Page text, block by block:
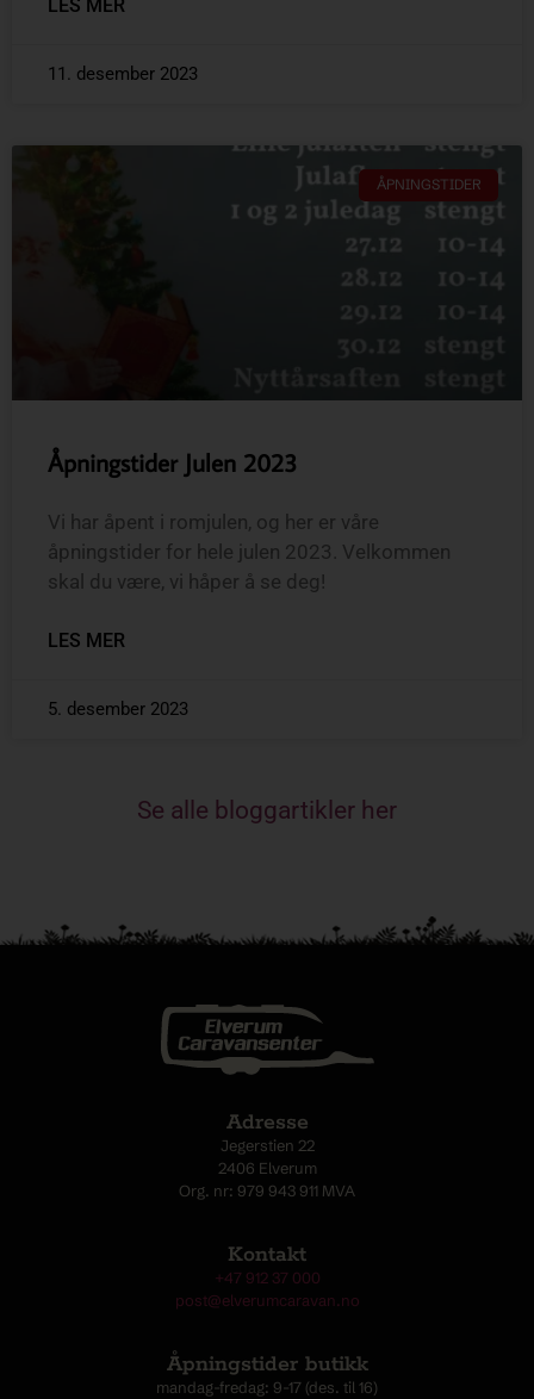
LES MER
11. desember 2023
ÅPNINGSTIDER
Åpningstider Julen 2023
Vi har åpent i romjulen, og her er våre
åpningstider for hele julen 2023. Velkommen
skal du være, vi håper å se deg!
LES MER
5. desember 2023
Se alle bloggartikler her
Adresse
Jegerstien 22
2406 Elverum
Org. nr: 979 943 911 MVA
Kontakt
+47 912 37 000
post@elverumcaravan.no
Åpningstider butikk
mandag-fredag: 9-17 (des. til 16)